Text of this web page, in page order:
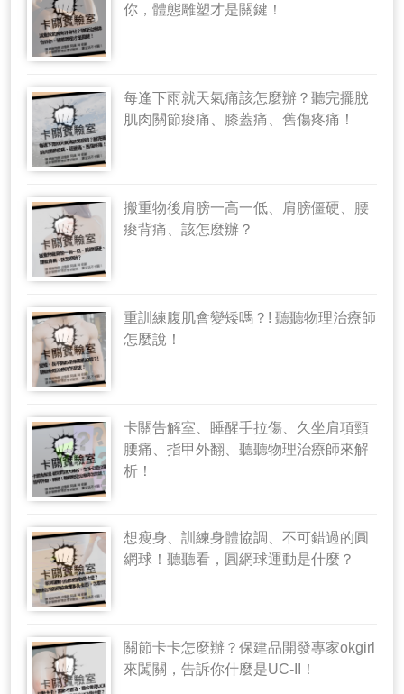
你，體態雕塑才是關鍵！
每逢下雨就天氣痛該怎麼辦？聽完擺脫
肌肉關節痠痛、膝蓋痛、舊傷疼痛！
搬重物後肩膀一高一低、肩膀僵硬、腰
痠背痛、該怎麼辦？
重訓練腹肌會變矮嗎？! 聽聽物理治療師
怎麼說！
卡關告解室、睡醒手拉傷、久坐肩項頸
腰痛、指甲外翻、聽聽物理治療師來解
析！
想瘦身、訓練身體協調、不可錯過的圓
網球！聽聽看，圓網球運動是什麼？
關節卡卡怎麼辦？保建品開發專家okgirl
來闖關，告訴你什麼是UC-II！